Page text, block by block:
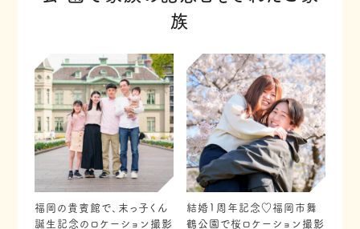
族
福岡の貴賓館で、末っ子くん
誕生記念のロケーション撮影
結婚1周年記念♡福岡市舞
鶴公園で桜ロケーション撮影